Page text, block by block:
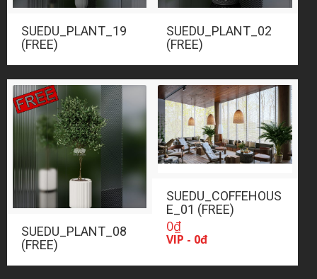
SUEDU_PLANT_19
(FREE)
SUEDU_PLANT_02
(FREE)
SUEDU_PLANT_08
(FREE)
SUEDU_COFFEHOUS
E_01 (FREE)
0₫
VIP - 0đ